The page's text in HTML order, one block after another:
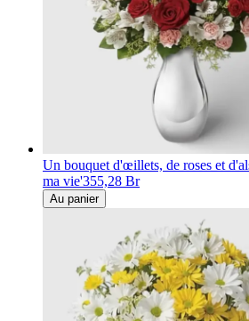
Un bouquet d'œillets, de roses et
ma vie'355,28 Br
Au panier